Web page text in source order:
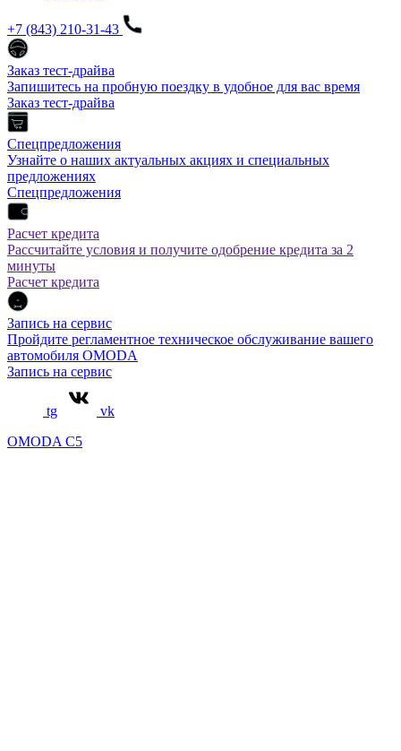
+7 (843) 210-31-43
Заказ тест-драйва
Запишитесь на пробную поездку в удобное для вас время
Заказ тест-драйва
Спецпредложения
Узнайте о наших актуальных акциях и специальных
предложениях
Спецпредложения
Расчет кредита
Рассчитайте условия и получите одобрение кредита за 2
минуты
Расчет кредита
Запись на сервис
Пройдите регламентное техническое обслуживание вашего
автомобиля OMODA
Запись на сервис
tg
vk
OMODA C5